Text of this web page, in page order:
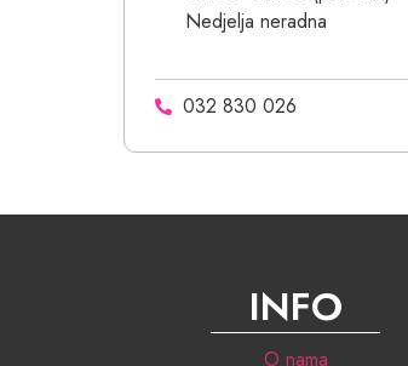
Nedjelja neradna
032 830 026
INFO
O nama